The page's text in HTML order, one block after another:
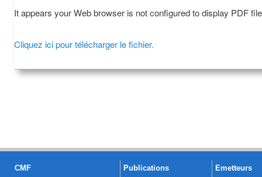
It appears your Web browser is not configured to display PDF
Cliquez ici pour télécharger le fichier.
CMF Publications Emetteurs